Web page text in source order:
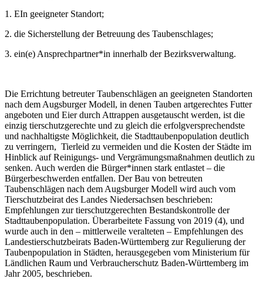
1. EIn geeigneter Standort;
2. die Sicherstellung der Betreuung des Taubenschlages;
3. ein(e) Ansprechpartner*in innerhalb der Bezirksverwaltung.
Die Errichtung betreuter Taubenschlägen an geeigneten Standorten
nach dem Augsburger Modell, in denen Tauben artgerechtes Futter
angeboten und Eier durch Attrappen ausgetauscht werden, ist die
einzig tierschutzgerechte und zu gleich die erfolgversprechendste
und nachhaltigste Möglichkeit, die Stadttaubenpopulation deutlich
zu verringern, Tierleid zu vermeiden und die Kosten der Städte im
Hinblick auf Reinigungs- und Vergrämungsmaßnahmen deutlich zu
senken. Auch werden die Bürger*innen stark entlastet – die
Bürgerbeschwerden entfallen. Der Bau von betreuten
Taubenschlägen nach dem Augsburger Modell wird auch vom
Tierschutzbeirat des Landes Niedersachsen beschrieben:
Empfehlungen zur tierschutzgerechten Bestandskontrolle der
Stadttaubenpopulation. Überarbeitete Fassung von 2019 (4), und
wurde auch in den – mittlerweile veralteten – Empfehlungen des
Landestierschutzbeirats Baden-Württemberg zur Regulierung der
Taubenpopulation in Städten, herausgegeben vom Ministerium für
Ländlichen Raum und Verbraucherschutz Baden-Württemberg im
Jahr 2005, beschrieben.